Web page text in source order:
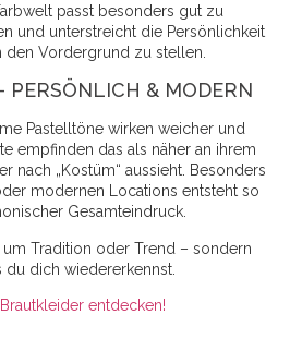
passt besonders gut zu
und unterstreicht die Persönlichkeit
den Vordergrund zu stellen.
PERSÖNLICH & MODERN
Pastelltöne wirken weicher und
empfinden das als näher an ihrem
nach „Kostüm“ aussieht. Besonders
modernen Locations entsteht so
Gesamteindruck.
Tradition oder Trend – sondern
du dich wiedererkennst.
entdecken!